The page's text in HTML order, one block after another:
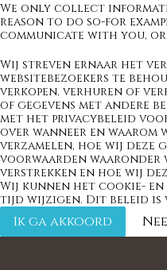
We only collect
reason to do so-for
communicate with you,
Wij streven ernaar het
websitebezoekers te
verkopen, verhuren of
of gegevens met andere
met het privacybeleid
over wanneer en waarom
verzamelen, hoe wij deze
voorwaarden waaronder
verstrekken en hoe wij
Wij kunnen het cookie-
tijd wijzigen. Dit beleid is
Ik ga akkoord